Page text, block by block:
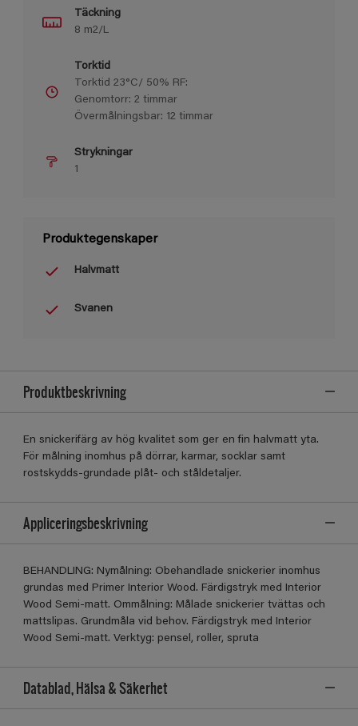
Täckning
8 m2/L
Torktid
Torktid 23°C/ 50% RF:
Genomtorr: 2 timmar
Övermålningsbar: 12 timmar
Strykningar
1
Produktegenskaper
Halvmatt
Svanen
Produktbeskrivning
En snickerifärg av hög kvalitet som ger en fin halvmatt yta.
För målning inomhus på dörrar, karmar, socklar samt
rostskydds-grundade plåt- och ståldetaljer.
Appliceringsbeskrivning
BEHANDLING: Nymålning: Obehandlade snickerier inomhus
grundas med Primer Interior Wood. Färdigstryk med Interior
Wood Semi-matt. Ommålning: Målade snickerier tvättas och
mattslipas. Grundmåla vid behov. Färdigstryk med Interior
Wood Semi-matt. Verktyg: pensel, roller, spruta
Datablad, Hälsa & Säkerhet